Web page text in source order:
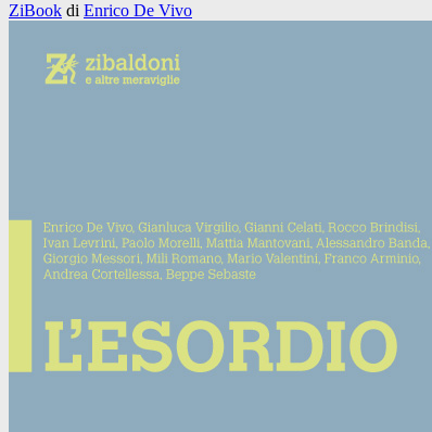
ZiBook di Enrico De Vivo